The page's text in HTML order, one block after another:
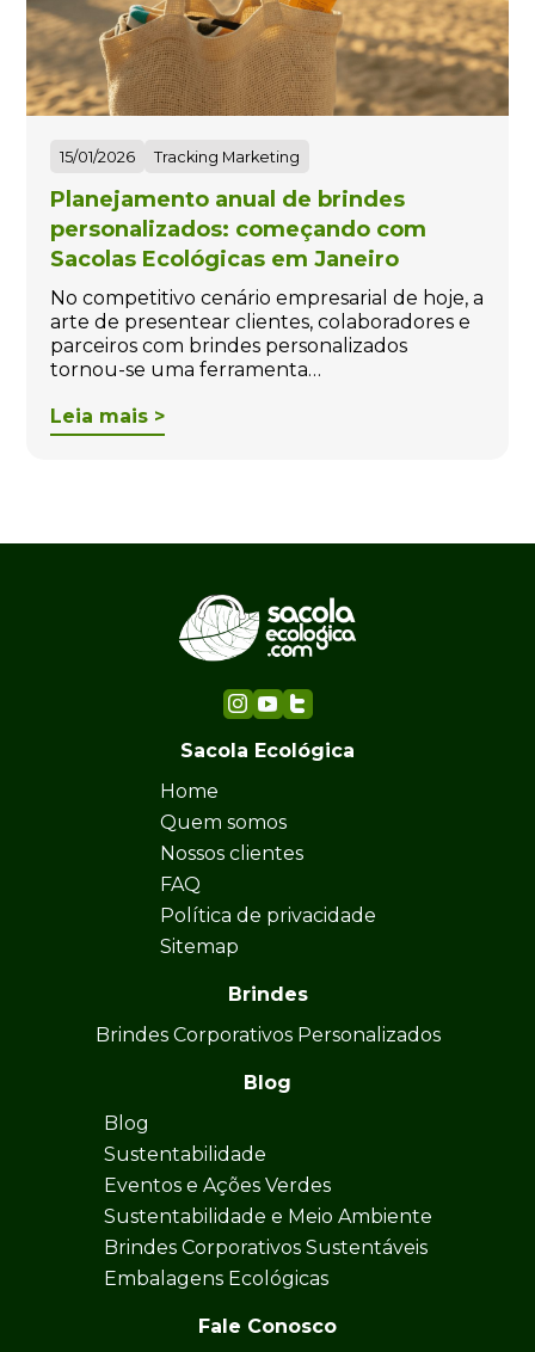
15/01/2026 Tracking Marketing
Planejamento anual de brindes
personalizados: começando com
Sacolas Ecológicas em Janeiro
No competitivo cenário empresarial de hoje, a
arte de presentear clientes, colaboradores e
parceiros com brindes personalizados
tornou-se uma ferramenta…
Leia mais >
Sacola Ecológica
Home
Quem somos
Nossos clientes
FAQ
Política de privacidade
Sitemap
Brindes
Brindes Corporativos Personalizados
Blog
Blog
Sustentabilidade
Eventos e Ações Verdes
Sustentabilidade e Meio Ambiente
Brindes Corporativos Sustentáveis
Embalagens Ecológicas
Fale Conosco